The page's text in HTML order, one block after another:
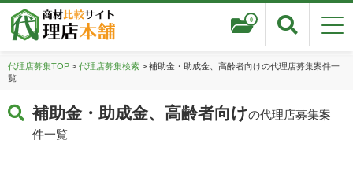
0
代理店募集TOP> 代理店募集検索> 補助金・助成金、高齢者向けの代理店募集案件一
覧
補助金・助成金、高齢者向けの代理店募集案
件一覧